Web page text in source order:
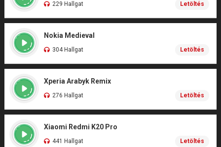
229 Hallgat Letöltés
Nokia Medieval
304 Hallgat Letöltés
Xperia Arabyk Remix
276 Hallgat Letöltés
Xiaomi Redmi K20 Pro
441 Hallgat Letöltés